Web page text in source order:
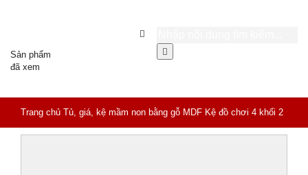
Sản phẩm
đã xem
Trang chủ Tủ, giá, kệ mầm non bằng gỗ MDF Kệ đồ chơi 4 khối 2